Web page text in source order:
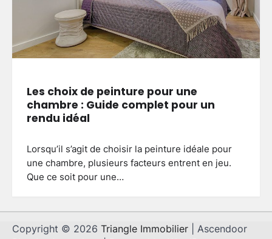
Les choix de peinture pour une
chambre : Guide complet pour un
rendu idéal
Lorsqu’il s’agit de choisir la peinture idéale pour
une chambre, plusieurs facteurs entrent en jeu.
Que ce soit pour une…
Copyright © 2026 Triangle Immobilier | Ascendoor